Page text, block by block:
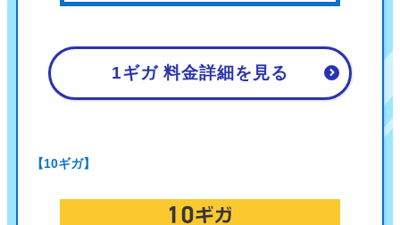
1ギガ 料金詳細を見る
【10ギガ】